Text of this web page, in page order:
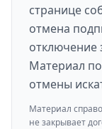
странице
отмена
отключение
Материал
отмены
Материал
не закрывает